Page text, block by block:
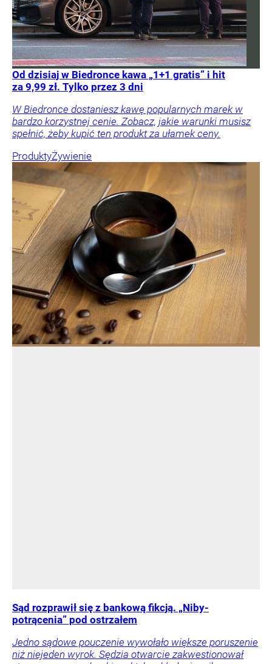
Od dzisiaj w Biedronce kawa „1+1 gratis” i hit
za 9,99 zł. Tylko przez 3 dni
W Biedronce dostaniesz kawę popularnych marek w
bardzo korzystnej cenie. Zobacz, jakie warunki musisz
spełnić, żeby kupić ten produkt za ułamek ceny.
ProduktyŻywienie
Sąd rozprawił się z bankową fikcją. „Niby-
potrącenia” pod ostrzałem
Jedno sądowe pouczenie wywołało większe poruszenie
niż niejeden wyrok. Sędzia otwarcie zakwestionował